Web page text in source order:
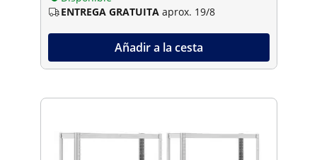
ENTREGA GRATUITA aprox. 19/8
Añadir a la cesta